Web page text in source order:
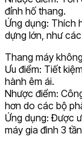
đỉnh hố thang.
Ứng dụng: Thích
dựng lớn, như
Thang máy
Ưu điểm: Tiết
hành êm ái.
Nhược điểm:
hơn do các bộ
Ứng dụng: Được
máy gia đình 3